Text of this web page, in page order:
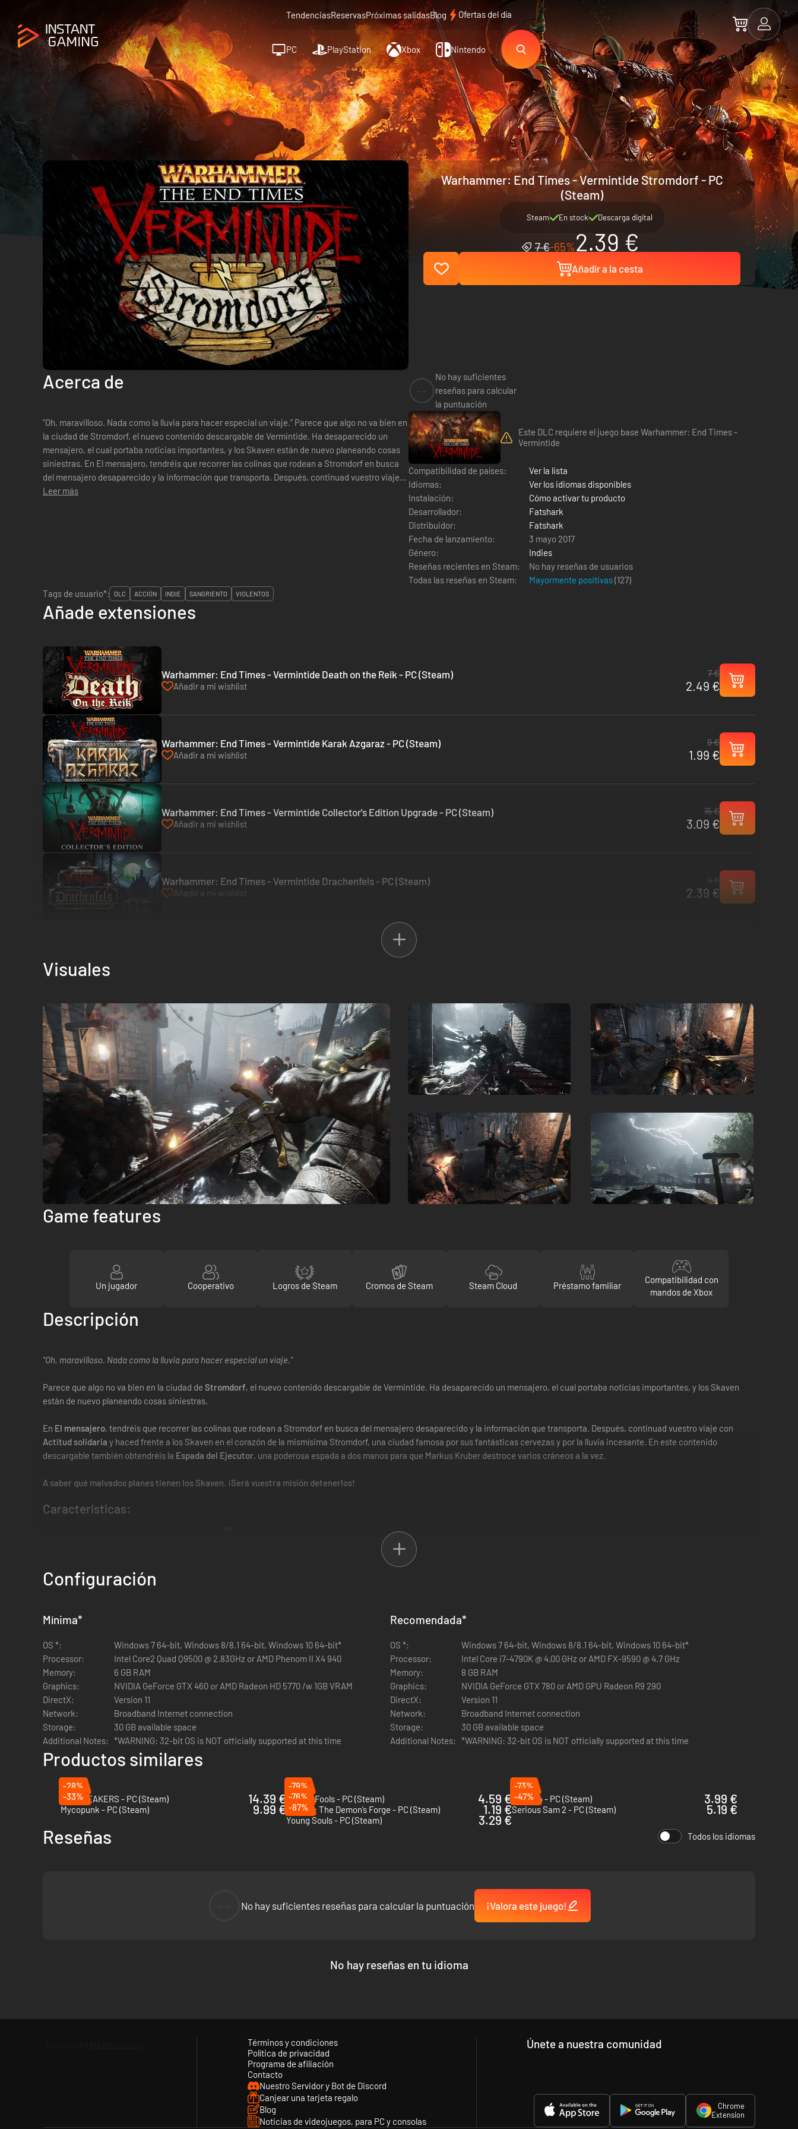
TendenciasReservasPróximas salidasBlog Ofertas del día
PC PlayStation Xbox Nintendo
Warhammer: End Times - Vermintide Stromdorf - PC
(Steam)
Steam En stock Descarga digital
7 €-65%2.39 €
Añadir a la cesta
Acerca de
"Oh, maravilloso. Nada como la lluvia para hacer especial un viaje.” Parece que algo no va bien en
la ciudad de Stromdorf, el nuevo contenido descargable de Vermintide. Ha desaparecido un
mensajero, el cual portaba noticias importantes, y los Skaven están de nuevo planeando cosas
siniestras. En El mensajero, tendréis que recorrer las colinas que rodean a Stromdorf en busca
del mensajero desaparecido y la información que transporta. Después, continuad vuestro viaje
con Actitud solidaria y...
Leer más
No hay suficientes
reseñas para calcular
la puntuación
Este DLC requiere el juego base Warhammer: End Times -
Vermintide
Compatibilidad de países:
Ver la lista
Idiomas:
Ver los idiomas disponibles
Instalación:
Cómo activar tu producto
Desarrollador:
Fatshark
Distribuidor:
Fatshark
Fecha de lanzamiento:
3 mayo 2017
Género:
Indies
Reseñas recientes en Steam:
No hay reseñas de usuarios
Todas las reseñas en Steam:
Mayormente positivas(127)
Tags de usuario*:
DLC ACCIÓN INDIE SANGRIENTO VIOLENTOS
Añade extensiones
Warhammer: End Times - Vermintide Death on the Reik - PC (Steam)
Añadir a mi wishlist
7 €
2.49 €
Warhammer: End Times - Vermintide Karak Azgaraz - PC (Steam)
Añadir a mi wishlist
9 €
1.99 €
Warhammer: End Times - Vermintide Collector's Edition Upgrade - PC (Steam)
Añadir a mi wishlist
15 €
3.09 €
Warhammer: End Times - Vermintide Drachenfels - PC (Steam)
Añadir a mi wishlist 2.39 €
Visuales
Game features
Un jugador Cooperativo Logros de Steam Cromos de Steam Steam Cloud Préstamo familiar
Compatibilidad con
mandos de Xbox
Descripción
"Oh, maravilloso. Nada como la lluvia para hacer especial un viaje.”
Parece que algo no va bien en la ciudad de Stromdorf, el nuevo contenido descargable de Vermintide. Ha desaparecido un mensajero, el cual portaba noticias importantes, y los Skaven
están de nuevo planeando cosas siniestras.
En El mensajero, tendréis que recorrer las colinas que rodean a Stromdorf en busca del mensajero desaparecido y la información que transporta. Después, continuad vuestro viaje con
Actitud solidaria y haced frente a los Skaven en el corazón de la mismísima Stromdorf, una ciudad famosa por sus fantásticas cervezas y por la lluvia incesante. En este contenido
descargable también obtendréis la Espada del Ejecutor, una poderosa espada a dos manos para que Markus Kruber destroce varios cráneos a la vez.
A saber qué malvados planes tienen los Skaven. ¡Será vuestra misión detenerlos!
Características:
El mensajero - El mensajero desparecido está en algún rincón de estas bellas y verdes colinas. ¡Esperemos que los héroes no lleguen demasiado tarde!
Actitud solidaria - Los cielos de Stromdorf son siempre tormentosos, pero eso no impide a nuestros héroes pasearse por sus calles fangosas para hacer frente a los Skaven.
Espada del Ejecutor - Markus Kruber está deseando hacer uso de esta gigantesca espada a dos manos, capaz de decapitar a varios Skaven a la vez. Esta arma solo se puede conseguir en
los niveles del contenido descargable Stromdorf.
Es hora de ponerte a prueba con 5 nuevos logros.
Configuración
Mínima*
OS *:
Windows 7 64-bit, Windows 8/8.1 64-bit, Windows 10 64-bit*
Processor:
Intel Core2 Quad Q9500 @ 2.83GHz or AMD Phenom II X4 940
Memory:
6 GB RAM
Graphics:
NVIDIA GeForce GTX 460 or AMD Radeon HD 5770 /w 1GB VRAM
DirectX:
Version 11
Network:
Broadband Internet connection
Storage:
30 GB available space
Additional Notes: *WARNING: 32-bit OS is NOT officially supported at this time
Recomendada*
OS *:
Windows 7 64-bit, Windows 8/8.1 64-bit, Windows 10 64-bit*
Processor:
Intel Core i7-4790K @ 4.00 GHz or AMD FX-9590 @ 4.7 GHz
Memory:
8 GB RAM
Graphics:
NVIDIA GeForce GTX 780 or AMD GPU Radeon R9 290
DirectX:
Version 11
Network:
Broadband Internet connection
Storage:
30 GB available space
Additional Notes: *WARNING: 32-bit OS is NOT officially supported at this time
Productos similares
-28%
GODBREAKERS - PC (Steam)
14.39 €
-79%
Ship of Fools - PC (Steam)
4.59 €
-73%
Quake 4 - PC (Steam)
3.99 €
-33%
Mycopunk - PC (Steam)
9.99 €
-76%
Hunted: The Demon’s Forge - PC (Steam)
1.19 €
-47%
Serious Sam 2 - PC (Steam)
5.19 €
-87%
Young Souls - PC (Steam)
3.29 €
Reseñas Todos los idiomas
No hay suficientes reseñas para calcular la puntuación ¡Valora este juego!
No hay reseñas en tu idioma
Términos y condiciones
Política de privacidad
Programa de afiliación
Contacto
Nuestro Servidor y Bot de Discord
Canjear una tarjeta regalo
Blog
Noticias de videojuegos, para PC y consolas
Únete a nuestra comunidad
Chrome
Extension